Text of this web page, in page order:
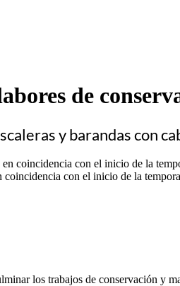
de
y barandas con
con el inicio de la
los trabajos de conservación y